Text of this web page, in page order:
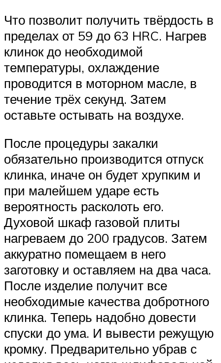
Что позволит получить твёрдость в
пределах от 59 до 63 HRC. Нагрев
клинок до необходимой
температуры, охлаждение
проводится в моторном масле, в
течение трёх секунд. Затем
оставьте остывать на воздухе.
После процедуры закалки
обязательно производится отпуск
клинка, иначе он будет хрупким и
при малейшем ударе есть
вероятность расколоть его.
Духовой шкаф газовой плиты
нагреваем до 200 градусов. Затем
аккуратно помещаем в него
заготовку и оставляем на два часа.
После изделие получит все
необходимые качества добротного
клинка. Теперь надобно довести
спуски до ума. И вывести режущую
кромку. Предварительно убрав с